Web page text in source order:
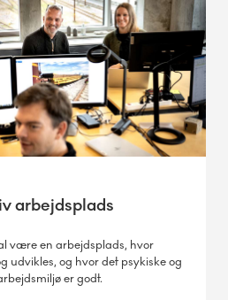
arbejdsplads
være en arbejdsplads, hvor
udvikles, og hvor det psykiske og
er godt.